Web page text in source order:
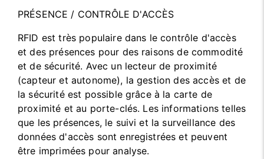
PRÉSENCE / CONTRÔLE D'ACCÈS
RFID est très populaire dans le contrôle d'accès
et des présences pour des raisons de commodité
et de sécurité. Avec un lecteur de proximité
(capteur et autonome), la gestion des accès et de
la sécurité est possible grâce à la carte de
proximité et au porte-clés. Les informations telles
que les présences, le suivi et la surveillance des
données d'accès sont enregistrées et peuvent
être imprimées pour analyse.